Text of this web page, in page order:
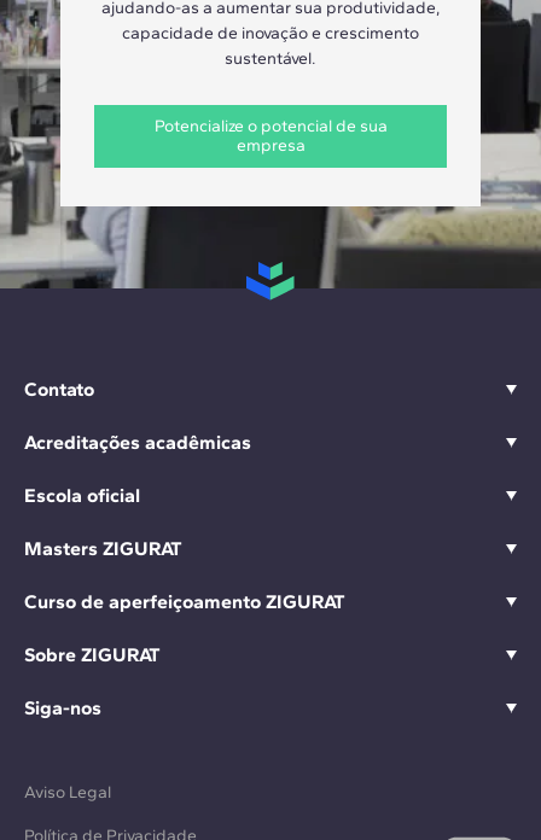
ajudando-as a aumentar sua produtividade,
capacidade de inovação e crescimento
sustentável.
Potencialize o potencial de sua
empresa
Contato
Acreditações acadêmicas
Escola oficial
Masters ZIGURAT
Curso de aperfeiçoamento ZIGURAT
Sobre ZIGURAT
Siga-nos
Aviso Legal
Política de Privacidade